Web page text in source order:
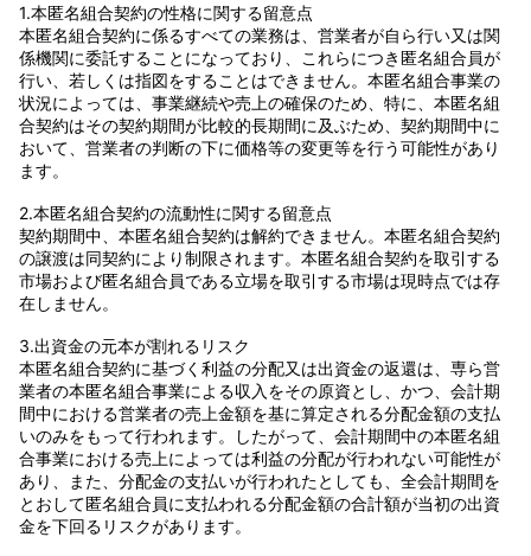
1.本匿名組合契約の性格に関する留意点
本匿名組合契約に係るすべての業務は、営業者が自ら行い又は関
係機関に委託することになっており、これらにつき匿名組合員が
行い、若しくは指図をすることはできません。本匿名組合事業の
状況によっては、事業継続や売上の確保のため、特に、本匿名組
合契約はその契約期間が比較的長期間に及ぶため、契約期間中に
おいて、営業者の判断の下に価格等の変更等を行う可能性があり
ます。
2.本匿名組合契約の流動性に関する留意点
契約期間中、本匿名組合契約は解約できません。本匿名組合契約
の譲渡は同契約により制限されます。本匿名組合契約を取引する
市場および匿名組合員である立場を取引する市場は現時点では存
在しません。
3.出資金の元本が割れるリスク
本匿名組合契約に基づく利益の分配又は出資金の返還は、専ら営
業者の本匿名組合事業による収入をその原資とし、かつ、会計期
間中における営業者の売上金額を基に算定される分配金額の支払
いのみをもって行われます。したがって、会計期間中の本匿名組
合事業における売上によっては利益の分配が行われない可能性が
あり、また、分配金の支払いが行われたとしても、全会計期間を
とおして匿名組合員に支払われる分配金額の合計額が当初の出資
金を下回るリスクがあります。